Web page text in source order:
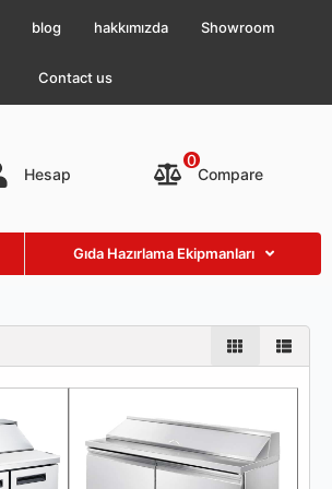
blog hakkımızda Showroom
Contact us
Hesap Compare
0
Gıda Hazırlama Ekipmanları